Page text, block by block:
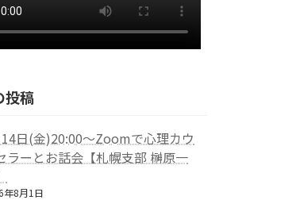
投稿
日(金)20:00～Zoomで心理カウ
ラーとお話会【札幌支部 榊原一
年8月1日